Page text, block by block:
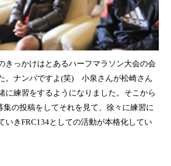
きっかけはとあるハーフマラソン大会の会
。ナンパですよ(笑) 小泉さんが松崎さん
に練習をするようになりました。そこから
集の投稿をしてそれを見て、徐々に練習に
いきFRC134としての活動が本格化してい